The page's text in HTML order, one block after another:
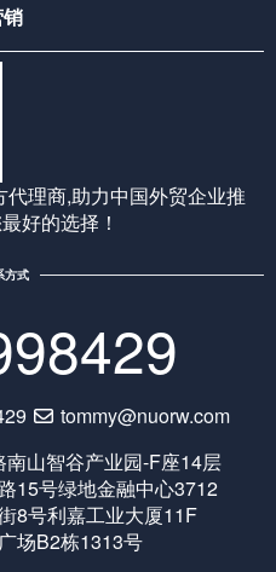
理商,助力中国外贸企业推
好的选择！
方式
tommy@nuorw.com
山智谷产业园-F座14层
15号绿地金融中心3712
8号利嘉工业大厦11F
场B2栋1313号